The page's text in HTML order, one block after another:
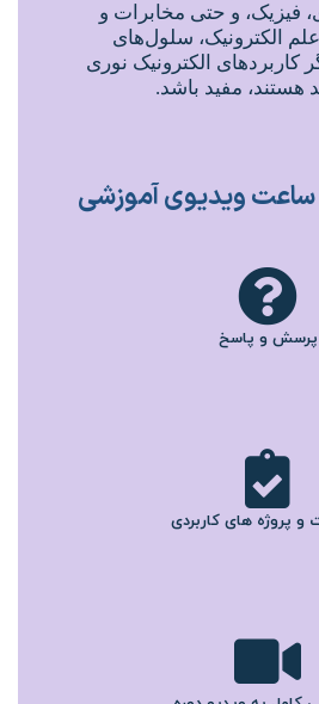
فیزیک، و حتی مخابرات و
الکترونیک، سلول‌های
کاربردهای الکترونیک نوری
هستند، مفید باشد.
ساعت ویدیوی آموزشی
پرسش و پاسخ
و پروژه های کاربردی